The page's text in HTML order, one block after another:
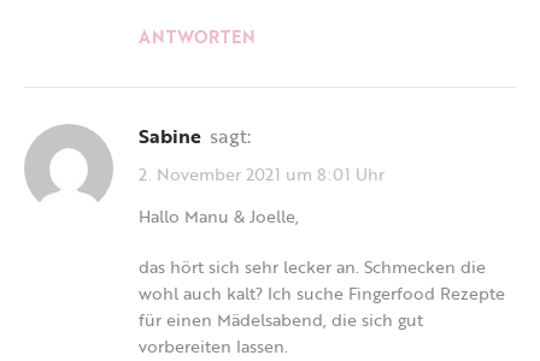
ANTWORTEN
Sabine sagt:
2. November 2021 um 8:01 Uhr
Hallo Manu & Joelle,
das hört sich sehr lecker an. Schmecken die
wohl auch kalt? Ich suche Fingerfood Rezepte
für einen Mädelsabend, die sich gut
vorbereiten lassen.